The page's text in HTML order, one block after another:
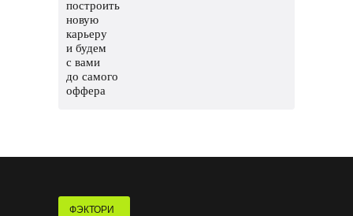
Чат с ментором на платформе, чтобы
прояснить непонятные темы и задания
Мероприятия и стажировки
с партнерами, чтобы наработать опыт
и показать свои скиллы работодателям
построить
новую
карьеру
и будем
с вами
до самого
оффера
собеседования
ФЭКТОРИ